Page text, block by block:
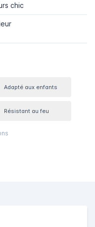
chic
Adapté aux enfants
Résistant au feu